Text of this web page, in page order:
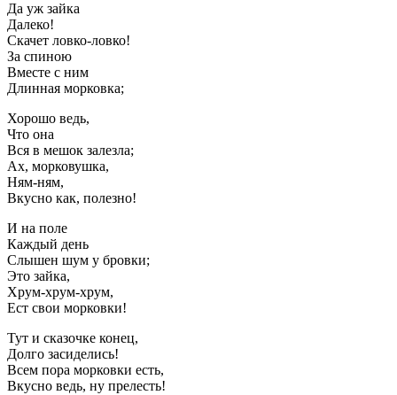
Да уж зайка
Далеко!
Скачет ловко-ловко!
За спиною
Вместе с ним
Длинная морковка;
Хорошо ведь,
Что она
Вся в мешок залезла;
Ах, морковушка,
Ням-ням,
Вкусно как, полезно!
И на поле
Каждый день
Слышен шум у бровки;
Это зайка,
Хрум-хрум-хрум,
Ест свои морковки!
Тут и сказочке конец,
Долго засиделись!
Всем пора морковки есть,
Вкусно ведь, ну прелесть!